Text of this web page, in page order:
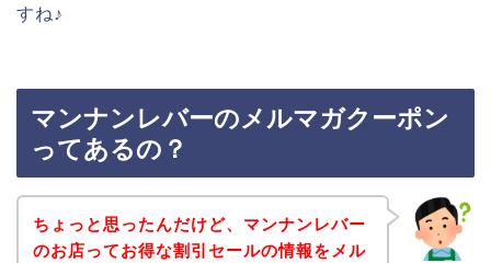
すね♪
マンナンレバーのメルマガクーポン
ってあるの？
ちょっと思ったんだけど、マンナンレバー
のお店ってお得な割引セールの情報をメル